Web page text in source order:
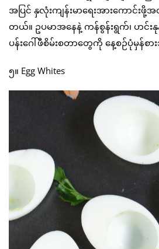
အပြင် နှလုံးကျန်းမာရေးအားကောင်းဖို့
တယ်။ ဥပမာအနေနဲ့ ကန်စွန်းရွက်၊ ဟင်
ပန်းဂေါ်ဖီစိမ်းစတာတွေကို နေ့စဉ်ပုံမှန်စ
၅။ Egg Whites